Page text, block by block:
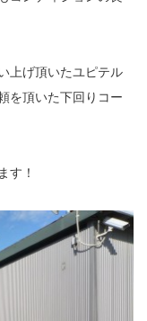
上げ頂いたユピテル
を頂いた下回りコー
す！